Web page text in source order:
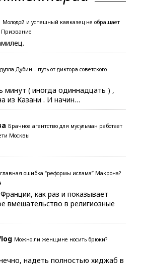
Молодой и успешный кавказец не обращает
Дубин – путь от диктора советского
минут ( иногда одиннадцать ) ,
из Казани . И начин…
Брачное агентство для мусульман работает
Москвы
ошибка “реформы ислама” Макрона?
как раз и показывает
вмешательство в религиозные
Можно ли женщине носить брюки?
надеть полностью хиджаб в